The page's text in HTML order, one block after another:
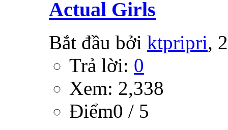
Actual Girls
Bắt đầu bởi ktpripri,
Trả lời: 0
Xem: 2,338
Ðiểm0 / 5